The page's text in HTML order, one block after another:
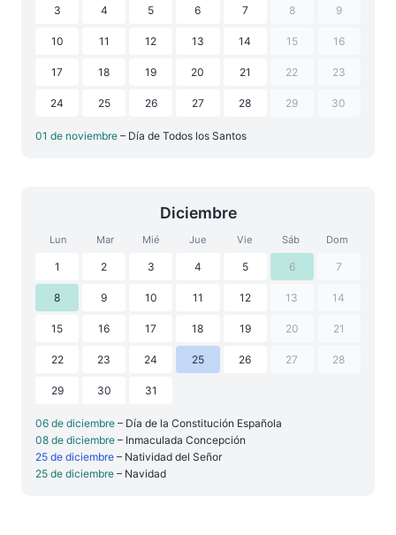
3 4 5 6 7 8 9
10 11 12 13 14 15 16
17 18 19 20 21 22 23
24 25 26 27 28 29 30
01 de noviembre – Día de Todos los Santos
Diciembre
Lun Mar Mié Jue Vie Sáb Dom
1 2 3 4 5 6 7
8 9 10 11 12 13 14
15 16 17 18 19 20 21
22 23 24 25 26 27 28
29 30 31
06 de diciembre – Día de la Constitución Española
08 de diciembre – Inmaculada Concepción
25 de diciembre – Natividad del Señor
25 de diciembre – Navidad